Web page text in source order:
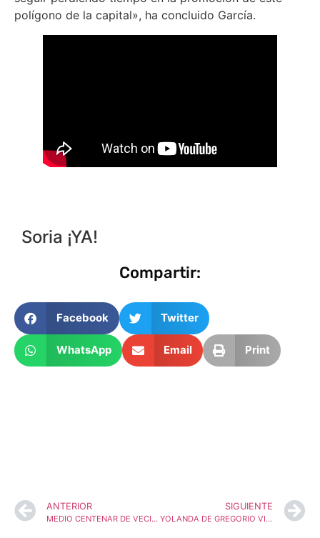
polígono de la capital», ha concluido García.
Soria ¡YA!
Compartir:
Facebook Twitter
WhatsApp Email Print
ANTERIOR
MEDIO CENTENAR DE VECINOS DE ARCOS DE JALÓN SE CONCENTRAN FRENTE AL CENTRO DE SALUD PIDIENDO POR UNA SANIDAD INTEGRAL PARA EL MEDIO RURAL
SIGUIENTE
YOLANDA DE GREGORIO VIVE EN UN MUNDO PARALELO E IGNORA LOS PROBLEMAS REALES DE SORIA